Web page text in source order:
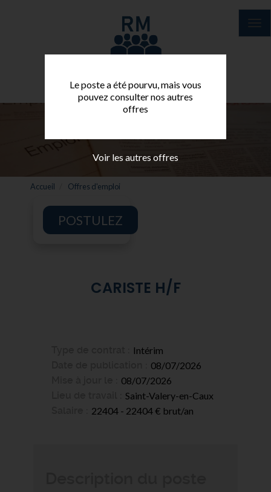
Accueil Offres d'emploi
Le poste a été pourvu, mais vous
pouvez consulter nos autres
offres
Voir les autres offres
POSTULEZ
CARISTE H/F
Intérim
08/07/2026
08/07/2026
Saint-Valery-en-Caux
22404 - 22404 € brut/an